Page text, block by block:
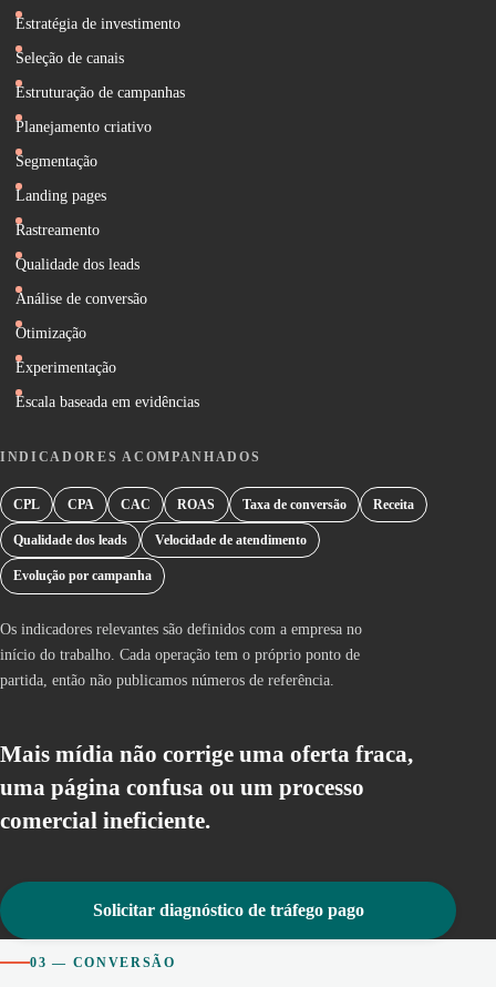
Estratégia de investimento
Seleção de canais
Estruturação de campanhas
Planejamento criativo
Segmentação
Landing pages
Rastreamento
Qualidade dos leads
Análise de conversão
Otimização
Experimentação
Escala baseada em evidências
INDICADORES ACOMPANHADOS
CPL CPA CAC ROAS Taxa de conversão Receita
Qualidade dos leads Velocidade de atendimento
Evolução por campanha
Os indicadores relevantes são definidos com a empresa no
início do trabalho. Cada operação tem o próprio ponto de
partida, então não publicamos números de referência.
Mais mídia não corrige uma oferta fraca,
uma página confusa ou um processo
comercial ineficiente.
Solicitar diagnóstico de tráfego pago
03 — CONVERSÃO